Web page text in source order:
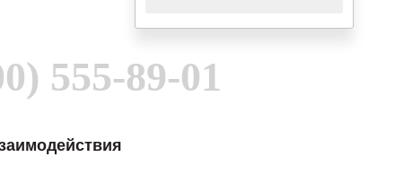
555-89-01